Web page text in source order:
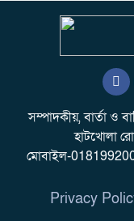
সম্পাদকীয়, বার্তা ও
হাটখোলা
মোবাইল-
Privacy